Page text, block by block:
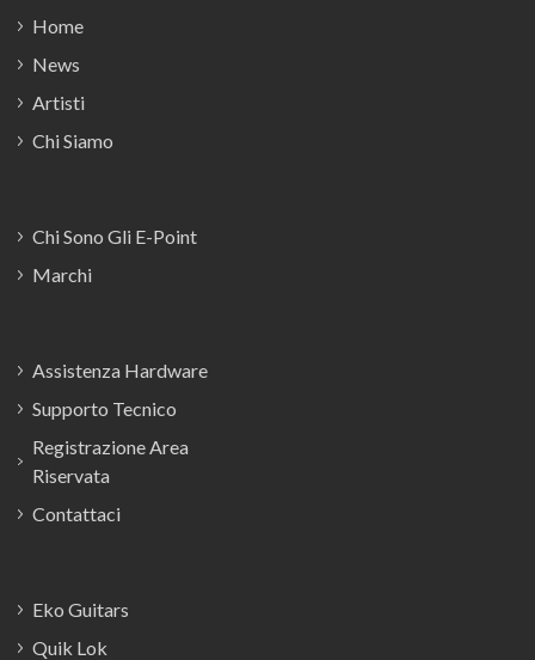
Home
News
Artisti
Chi Siamo
Chi Sono Gli E-Point
Marchi
Assistenza Hardware
Supporto Tecnico
Registrazione Area
Riservata
Contattaci
Eko Guitars
Quik Lok